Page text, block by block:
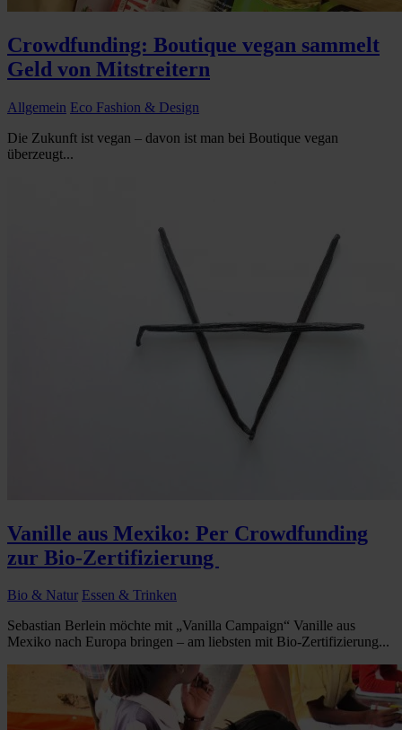
Crowdfunding: Boutique vegan sammelt
Geld von Mitstreitern
Allgemein Eco Fashion & Design
Die Zukunft ist vegan – davon ist man bei Boutique vegan
überzeugt...
Vanille aus Mexiko: Per Crowdfunding
zur Bio-Zertifizierung
Bio & Natur Essen & Trinken
Sebastian Berlein möchte mit „Vanilla Campaign“ Vanille aus
Mexiko nach Europa bringen – am liebsten mit Bio-Zertifizierung...